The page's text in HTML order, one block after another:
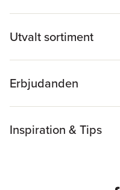
Utvalt sortiment
Erbjudanden
Inspiration & Tips